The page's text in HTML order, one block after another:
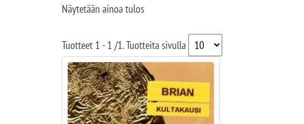
Näytetään ainoa tulos
Tuotteet 1 - 1 /1. Tuotteita sivulla